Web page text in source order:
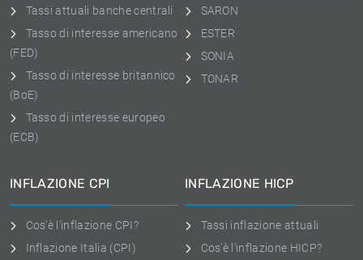
Tassi attuali banche centrali
Tasso di interesse americano
(FED)
Tasso di interesse britannico
(BoE)
Tasso di interesse europeo
(ECB)
SARON
ESTER
SONIA
TONAR
INFLAZIONE CPI
Cos'è l'inflazione CPI?
Inflazione Italia (CPI)
INFLAZIONE HICP
Tassi inflazione attuali
Cos'è l'inflazione HICP?